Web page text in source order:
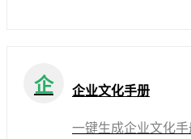
企 企业文化手册
一键生成企业文化